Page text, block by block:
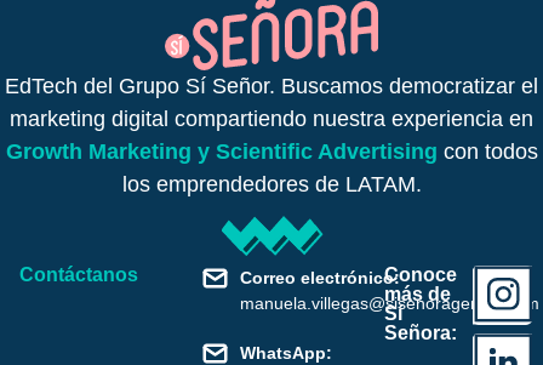
EdTech del Grupo Sí Señor. Buscamos democratizar el
marketing digital compartiendo nuestra experiencia en
Growth Marketing y Scientific Advertising con todos
los emprendedores de LATAM.
Contáctanos
Correo electrónico:
manuela.villegas@sisenoragencia.com
WhatsApp:
Conoce
más de
Sí
Señora: